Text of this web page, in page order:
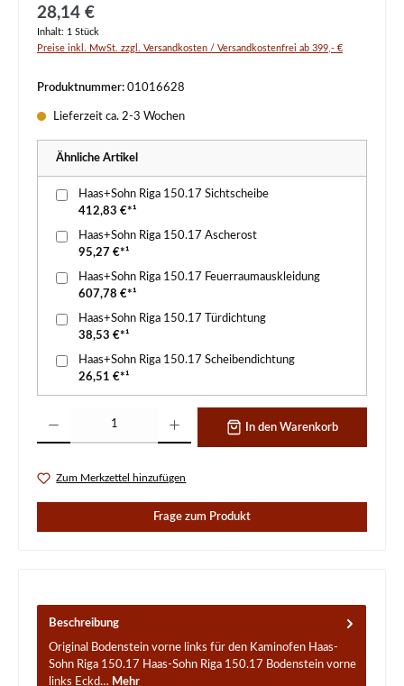
Regulärer Preis:
28,14 €
Inhalt: 1 Stück
Preise inkl. MwSt. zzgl. Versandkosten / Versandkostenfrei ab 399,- €
Produktnummer: 01016628
Lieferzeit ca. 2-3 Wochen
Ähnliche Artikel
Haas+Sohn Riga 150.17 Sichtscheibe
412,83 €*¹
Haas+Sohn Riga 150.17 Ascherost
95,27 €*¹
Haas+Sohn Riga 150.17 Feuerraumauskleidung
607,78 €*¹
Haas+Sohn Riga 150.17 Türdichtung
38,53 €*¹
Haas+Sohn Riga 150.17 Scheibendichtung
26,51 €*¹
In den Warenkorb
Zum Merkzettel hinzufügen
Frage zum Produkt
Beschreibung
Original Bodenstein vorne links für den Kaminofen Haas-
Sohn Riga 150.17 Haas-Sohn Riga 150.17 Bodenstein vorne
links Eckd… Mehr